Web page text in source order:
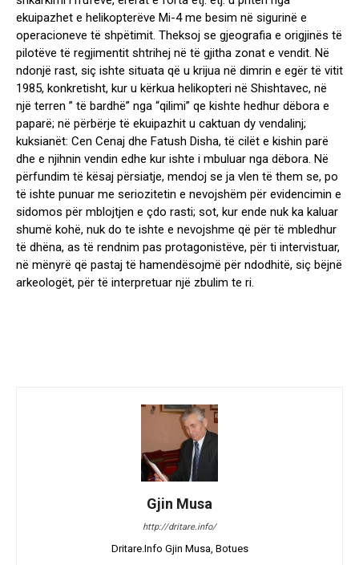
ekuipazhet e helikopterëve Mi-4 me besim në sigurinë e
operacioneve të shpëtimit. Theksoj se gjeografia e origjinës të
pilotëve të regjimentit shtrihej në të gjitha zonat e vendit. Në
ndonjë rast, siç ishte situata që u krijua në dimrin e egër të vitit
1985, konkretisht, kur u kërkua helikopteri në Shishtavec, në
një terren ” të bardhë” nga “qilimi” qe kishte hedhur dëbora e
paparë; në përbërje të ekuipazhit u caktuan dy vendalinj;
kuksianët: Cen Cenaj dhe Fatush Disha, të cilët e kishin parë
dhe e njihnin vendin edhe kur ishte i mbuluar nga dëbora. Në
përfundim të kësaj përsiatje, mendoj se ja vlen të them se, po
të ishte punuar me seriozitetin e nevojshëm për evidencimin e
sidomos për mblojtjen e çdo rasti; sot, kur ende nuk ka kaluar
shumë kohë, nuk do te ishte e nevojshme që për të mbledhur
të dhëna, as të rendnim pas protagonistëve, për ti intervistuar,
në mënyrë që pastaj të hamendësojmë për ndodhitë, siç bëjnë
arkeologët, për të interpretuar një zbulim te ri.
Gjin Musa
http://dritare.info/
Dritare.Info Gjin Musa, Botues